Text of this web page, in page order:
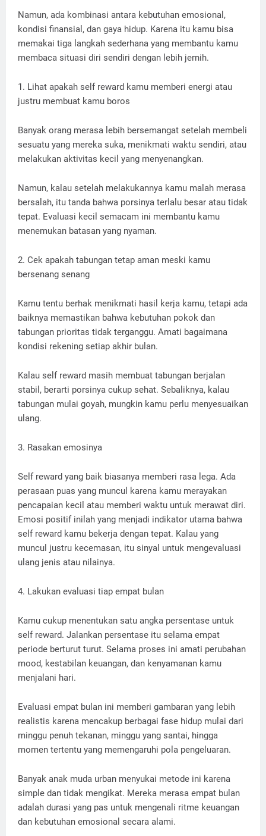
Namun, ada kombinasi antara kebutuhan emosional,
kondisi finansial, dan gaya hidup. Karena itu kamu bisa
memakai tiga langkah sederhana yang membantu kamu
membaca situasi diri sendiri dengan lebih jernih.
1. Lihat apakah self reward kamu memberi energi atau
justru membuat kamu boros
Banyak orang merasa lebih bersemangat setelah membeli
sesuatu yang mereka suka, menikmati waktu sendiri, atau
melakukan aktivitas kecil yang menyenangkan.
Namun, kalau setelah melakukannya kamu malah merasa
bersalah, itu tanda bahwa porsinya terlalu besar atau tidak
tepat. Evaluasi kecil semacam ini membantu kamu
menemukan batasan yang nyaman.
2. Cek apakah tabungan tetap aman meski kamu
bersenang senang
Kamu tentu berhak menikmati hasil kerja kamu, tetapi ada
baiknya memastikan bahwa kebutuhan pokok dan
tabungan prioritas tidak terganggu. Amati bagaimana
kondisi rekening setiap akhir bulan.
Kalau self reward masih membuat tabungan berjalan
stabil, berarti porsinya cukup sehat. Sebaliknya, kalau
tabungan mulai goyah, mungkin kamu perlu menyesuaikan
ulang.
3. Rasakan emosinya
Self reward yang baik biasanya memberi rasa lega. Ada
perasaan puas yang muncul karena kamu merayakan
pencapaian kecil atau memberi waktu untuk merawat diri.
Emosi positif inilah yang menjadi indikator utama bahwa
self reward kamu bekerja dengan tepat. Kalau yang
muncul justru kecemasan, itu sinyal untuk mengevaluasi
ulang jenis atau nilainya.
4. Lakukan evaluasi tiap empat bulan
Kamu cukup menentukan satu angka persentase untuk
self reward. Jalankan persentase itu selama empat
periode berturut turut. Selama proses ini amati perubahan
mood, kestabilan keuangan, dan kenyamanan kamu
menjalani hari.
Evaluasi empat bulan ini memberi gambaran yang lebih
realistis karena mencakup berbagai fase hidup mulai dari
minggu penuh tekanan, minggu yang santai, hingga
momen tertentu yang memengaruhi pola pengeluaran.
Banyak anak muda urban menyukai metode ini karena
simple dan tidak mengikat. Mereka merasa empat bulan
adalah durasi yang pas untuk mengenali ritme keuangan
dan kebutuhan emosional secara alami.